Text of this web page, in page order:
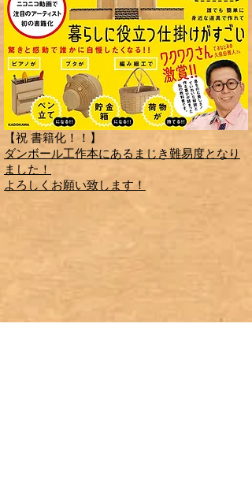
【祝 書籍化！！】
ダンボール工作本にあるまじき難易度となり
ました！
​よろしくお願い致します！